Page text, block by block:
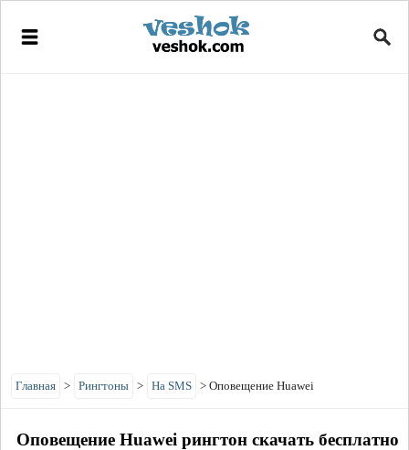
Главная > Рингтоны > На SMS > Оповещение Huawei
Оповещение Huawei рингтон скачать бесплатно